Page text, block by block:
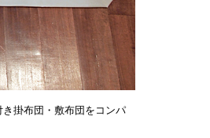
掛布団・敷布団をコンパ